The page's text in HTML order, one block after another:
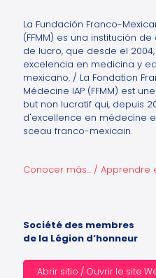
La Fundación Franco-
(FFMM) es una institución
de lucro, que desde el
excelencia en medicina y
mexicano. / La Fondation
Médecine IAP (FFMM) est
but non lucratif qui, depuis
d'excellence en médecine
sceau franco-mexicain.
Conocer más... / Apprendre
Société des membres
de la Légion d’honneur
Abrir sitio / Ouvrir le site